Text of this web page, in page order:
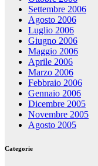
Settembre 2006
Agosto 2006
Luglio 2006
Giugno 2006
Maggio 2006
Aprile 2006
Marzo 2006
Febbraio 2006
Gennaio 2006
Dicembre 2005
Novembre 2005
Agosto 2005
Categorie